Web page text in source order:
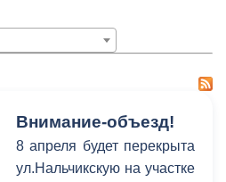
Внимание-объезд!
8 апреля будет перекрыта
ул.Нальчикскую на участке